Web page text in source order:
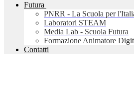
Futura
PNRR - La Scuola per
Laboratori STEAM
Media Lab - Scuola Futura
Formazione Animatore
Contatti